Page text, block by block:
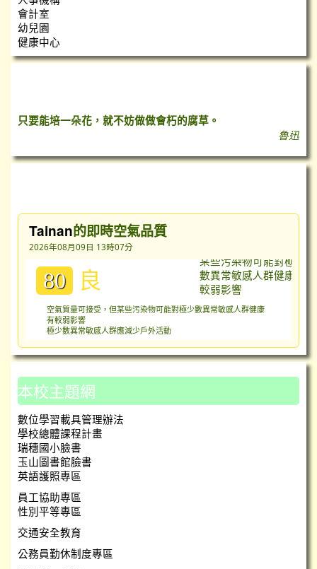
會計室
幼兒園
健康中心
只要能培一朵花，就不妨做做會朽的腐草。
魯迅
Tainan的即時空氣品質
2026年08月09日 13時07分
80 良
空氣質量可接受，但某些污染物可能對極少數異常敏感人群健康
有較弱影響
極少數異常敏感人群應減少戶外活動
本校主題網
數位學習載具管理辦法
學校總體課程計畫
瑞穗國小臉書
玉山圖書館臉書
英語護照專區
員工協助專區
性別平等專區
交通安全教育
公務員勤休制度專區